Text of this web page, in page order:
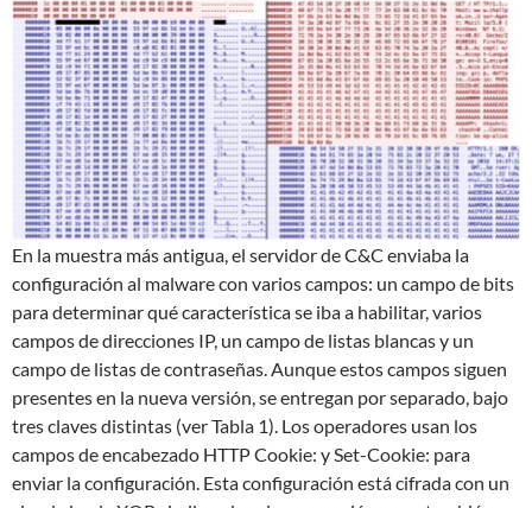
En la muestra más antigua, el servidor de C&C enviaba la
configuración al malware con varios campos: un campo de bits
para determinar qué característica se iba a habilitar, varios
campos de direcciones IP, un campo de listas blancas y un
campo de listas de contraseñas. Aunque estos campos siguen
presentes en la nueva versión, se entregan por separado, bajo
tres claves distintas (ver Tabla 1). Los operadores usan los
campos de encabezado HTTP Cookie: y Set-Cookie: para
enviar la configuración. Esta configuración está cifrada con un